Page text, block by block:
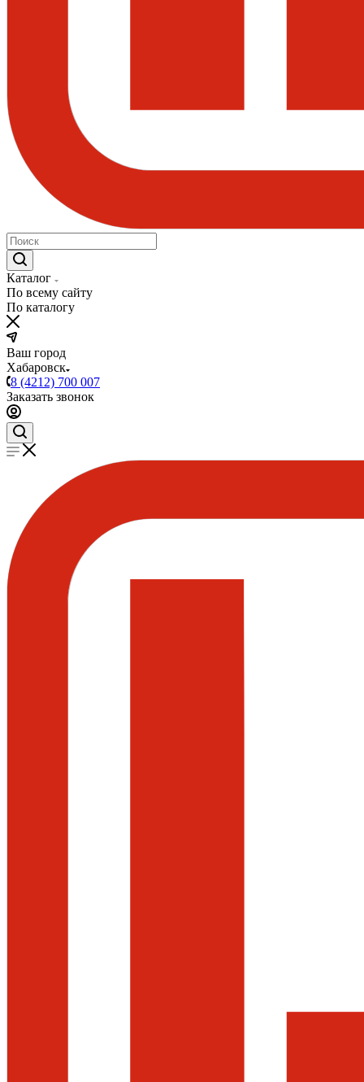
Каталог
По всему сайту
По каталогу
Ваш город
Хабаровск
8 (4212) 700 007
Заказать звонок